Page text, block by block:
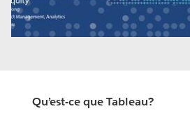
Qu’est-ce que Tableau?